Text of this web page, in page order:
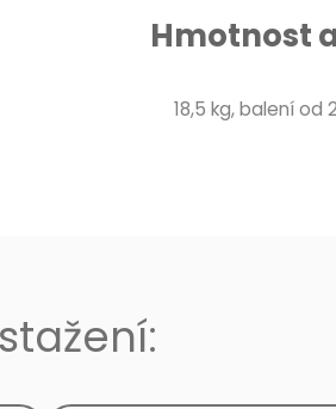
Hmotnost
18,5 kg, balení od